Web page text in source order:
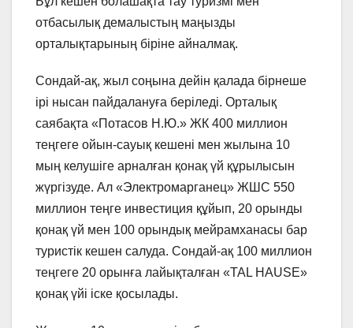
отбасылық демалыстың маңызды
орталықтарының біріне айналмақ.
Сондай-ақ, жыл соңына дейін қалада бірнеше
ірі нысан пайдалануға беріледі. Орталық
саябақта «Потасов Н.Ю.» ЖК 400 миллион
теңгеге ойын-сауық кешені мен жылына 10
мың келушіге арналған қонақ үй құрылысын
жүргізуде. Ал «Электромарганец» ЖШС 550
миллион теңге инвестиция құйып, 20 орынды
қонақ үй мен 100 орындық мейрамханасы бар
туристік кешен салуда. Сондай-ақ 100 миллион
теңгеге 20 орынға лайықталған «TAL HAUSE»
қонақ үйі іске қосылады.